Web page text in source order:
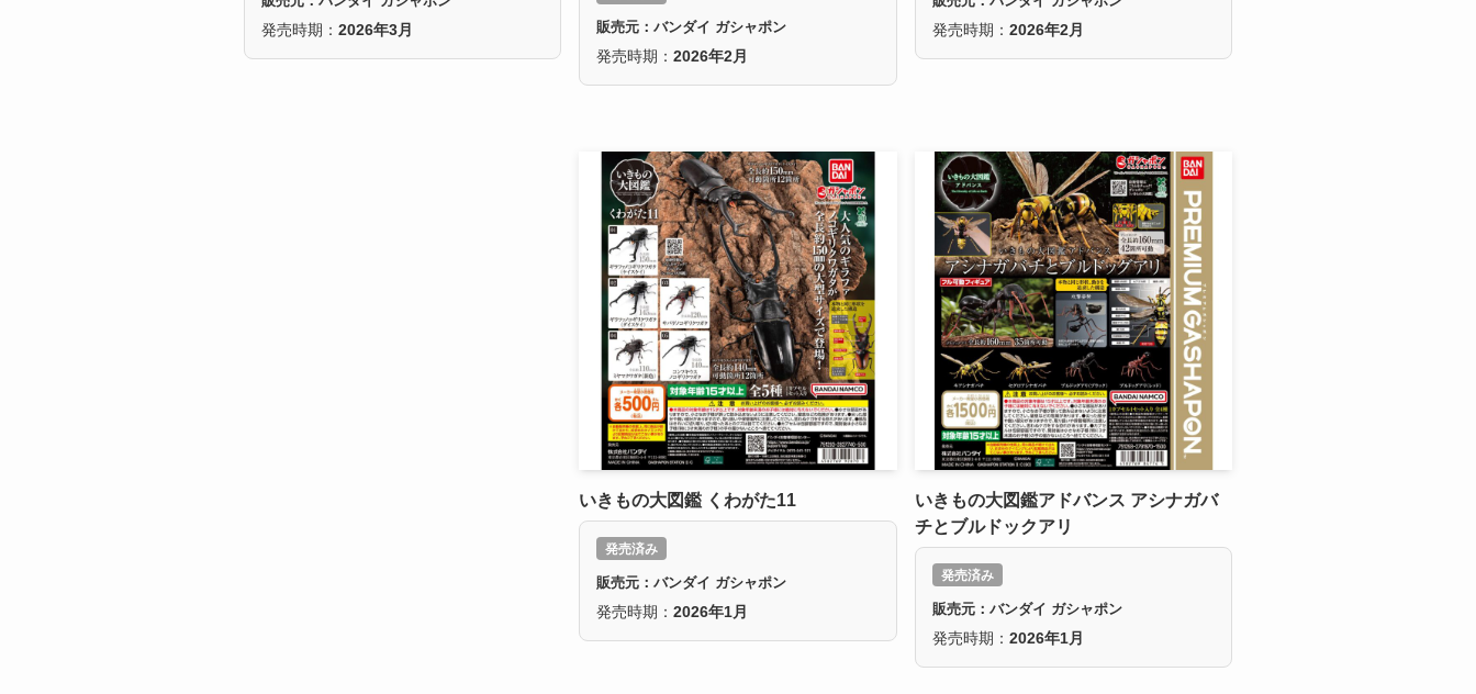
発売時期： 2026年3月
販売元：バンダイ ガシャポン
発売時期：2026年2月
発売時期： 2026年2月
いきもの大図鑑 くわがた11
発売済み
販売元：バンダイ ガシャポン
発売時期：2026年1月
いきもの大図鑑アドバンス アシナガバ
チとブルドックアリ
発売済み
販売元：バンダイ ガシャポン
発売時期： 2026年1月